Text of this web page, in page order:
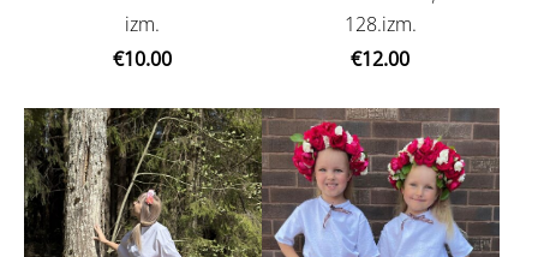
izm.
€10.00
128.izm.
€12.00